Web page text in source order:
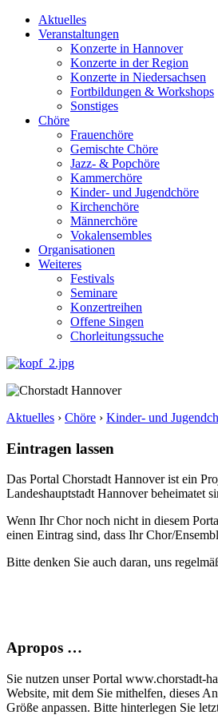
Aktuelles
Veranstaltungen
Konzerte in Hannover
Konzerte in der Region
Konzerte in Niedersachsen
Fortbildungen & Workshops
Sonstiges
Chöre
Frauenchöre
Gemischte Chöre
Jazz- & Popchöre
Kammerchöre
Kinder- und Jugendchöre
Kirchenchöre
Männerchöre
Vokalensembles
Organisationen
Weiteres
Festivals
Seminare
Konzertreihen
Offene Singen
Chorleitungssuche
Aktuelles › Chöre › Kinder- und
Eintragen lassen
Das Portal Chorstadt Hannover ist ein
Landeshauptstadt Hannover beheimatet
Wenn Ihr Chor noch nicht in diesem
einen Eintrag sind, dass Ihr Chor/
Bitte denken Sie auch daran, uns
Apropos …
Sie nutzen unser Portal www.chorstadt-
Website, mit dem Sie mithelfen, dieses
Größe anpassen. Bitte hinterlegen Sie